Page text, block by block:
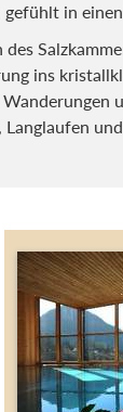
in
des
Sprung ins
Langlaufen